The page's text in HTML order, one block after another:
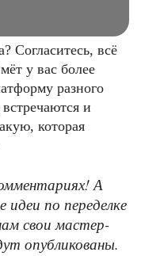
Согласитесь, всё
у вас более
разного
и
которая
А
по переделке
свои мастер-
опубликованы.